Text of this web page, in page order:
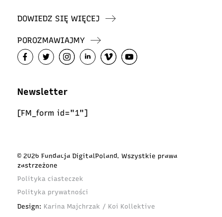
DOWIEDZ SIĘ WIĘCEJ
POROZMAWIAJMY
Newsletter
[FM_form id="1"]
© 2026 Fundacja DigitalPoland. Wszystkie prawa
zastrzeżone
Polityka ciasteczek
Polityka prywatności
Design: Karina Majchrzak / Koi Kollektive